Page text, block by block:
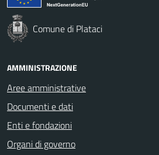
Comune di Plataci
AMMINISTRAZIONE
Aree amministrative
Documenti e dati
Enti e fondazioni
Organi di governo